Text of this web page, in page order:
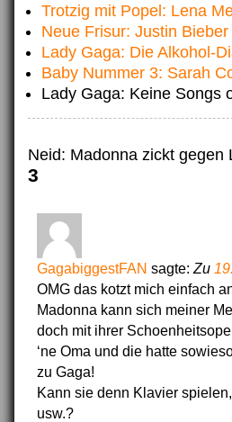
Trotzig mit Popel: Lena
Neue Frisur: Justin
Lady Gaga: Die Alkohol-
Baby Nummer 3: Sarah
Lady Gaga: Keine Songs
Neid: Madonna zickt gegen
3
GagabiggestFAN sagte: Zu
OMG das kotzt mich einfach
Madonna kann sich meiner
doch mit ihrer
‘ne Oma und die hatte
zu Gaga!
Kann sie denn Klavier
usw.?